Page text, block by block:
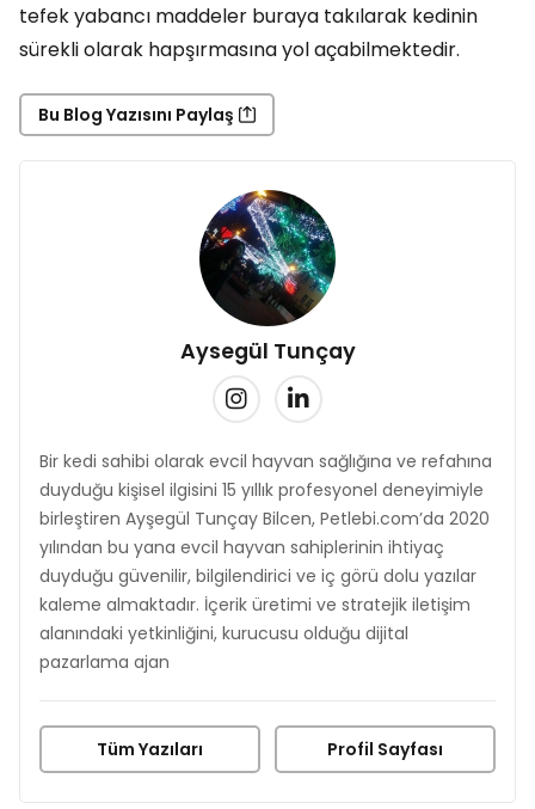
tefek yabancı maddeler buraya takılarak kedinin
sürekli olarak hapşırmasına yol açabilmektedir.
Bu Blog Yazısını Paylaş
Aysegül Tunçay
Bir kedi sahibi olarak evcil hayvan sağlığına ve refahına
duyduğu kişisel ilgisini 15 yıllık profesyonel deneyimiyle
birleştiren Ayşegül Tunçay Bilcen, Petlebi.com’da 2020
yılından bu yana evcil hayvan sahiplerinin ihtiyaç
duyduğu güvenilir, bilgilendirici ve iç görü dolu yazılar
kaleme almaktadır. İçerik üretimi ve stratejik iletişim
alanındaki yetkinliğini, kurucusu olduğu dijital
pazarlama ajan
Tüm Yazıları Profil Sayfası